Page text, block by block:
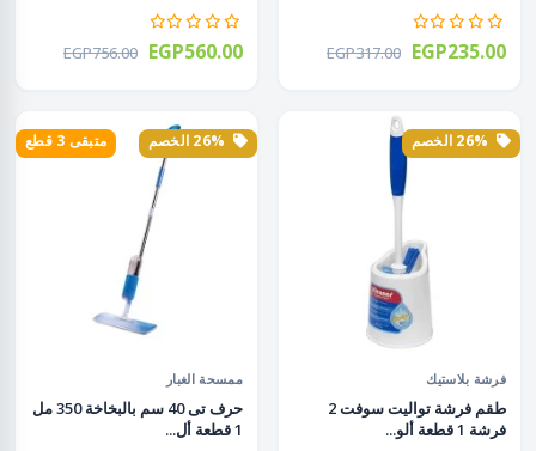
EGP317.00 EGP235.00
EGP756.00 EGP560.00
فرشة بلاستيك
طقم فرشة تواليت سوفت 2
فرشة 1 قطعة ألو...
متبقى 3 قطع
ممسحة الغبار
حرف تى 40 سم بالبخاخة 350 مل
1 قطعة أل...